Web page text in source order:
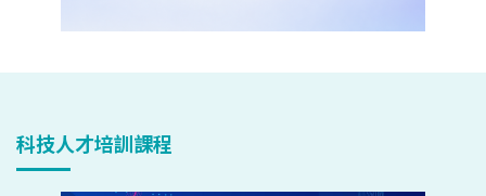
科技人才培訓課程